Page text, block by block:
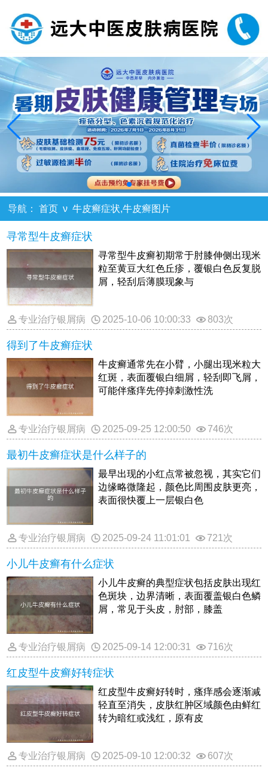
导航： 首页 ν牛皮癣症状,牛皮癣图片
寻常型牛皮癣症状
寻常型牛皮癣初期常于肘膝伸侧出现米
粒至黄豆大红色丘疹，覆银白色反复脱
屑，轻刮后薄膜现象与
专业治疗银屑病 2025-10-06 10:00:33 803次
得到了牛皮癣症状
牛皮癣通常先在小臂，小腿出现米粒大
红斑，表面覆银白细屑，轻刮即飞屑，
可能伴瘙痒先停掉刺激性洗
专业治疗银屑病 2025-09-25 12:00:50 746次
最初牛皮癣症状是什么样子的
最早出现的小红点常被忽视，其实它们
边缘略微隆起，颜色比周围皮肤更亮，
表面很快覆上一层银白色
专业治疗银屑病 2025-09-24 11:01:01 721次
小儿牛皮癣有什么症状
小儿牛皮癣的典型症状包括皮肤出现红
色斑块，边界清晰，表面覆盖银白色鳞
屑，常见于头皮，肘部，膝盖
专业治疗银屑病 2025-09-14 12:00:31 716次
红皮型牛皮癣好转症状
红皮型牛皮癣好转时，瘙痒感会逐渐减
轻直至消失，皮肤红肿区域颜色由鲜红
转为暗红或浅红，原有皮
专业治疗银屑病 2025-09-10 12:00:32 607次